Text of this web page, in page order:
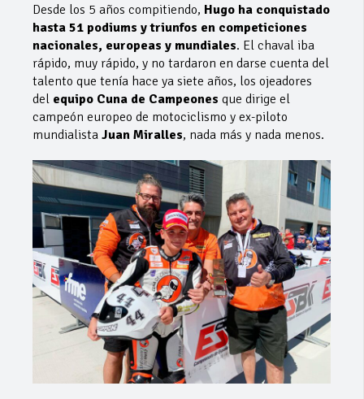
Desde los 5 años compitiendo, Hugo ha conquistado
hasta 51 podiums y triunfos en competiciones
nacionales, europeas y mundiales. El chaval iba
rápido, muy rápido, y no tardaron en darse cuenta del
talento que tenía hace ya siete años, los ojeadores
del equipo Cuna de Campeones que dirige el
campeón europeo de motociclismo y ex-piloto
mundialista Juan Miralles, nada más y nada menos.